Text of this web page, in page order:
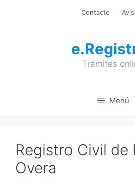
Contacto
Trámites
Menú
Registro Civil de
Overa